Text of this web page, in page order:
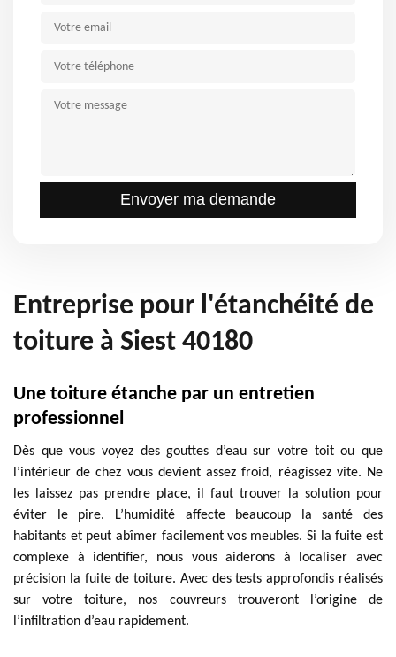
Entreprise pour l'étanchéité de
toiture à Siest 40180
Une toiture étanche par un entretien
professionnel
Dès que vous voyez des gouttes d’eau sur votre toit ou que
l’intérieur de chez vous devient assez froid, réagissez vite. Ne
les laissez pas prendre place, il faut trouver la solution pour
éviter le pire. L’humidité affecte beaucoup la santé des
habitants et peut abîmer facilement vos meubles. Si la fuite est
complexe à identifier, nous vous aiderons à localiser avec
précision la fuite de toiture. Avec des tests approfondis réalisés
sur votre toiture, nos couvreurs trouveront l’origine de
l’infiltration d’eau rapidement.